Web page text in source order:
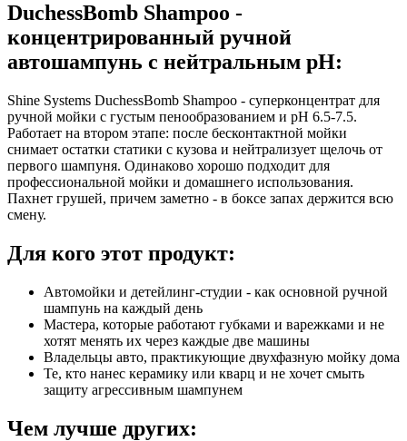
DuchessBomb Shampoo -
концентрированный ручной
автошампунь с нейтральным pH:
Shine Systems DuchessBomb Shampoo - суперконцентрат для
ручной мойки с густым пенообразованием и pH 6.5-7.5.
Работает на втором этапе: после бесконтактной мойки
снимает остатки статики с кузова и нейтрализует щелочь от
первого шампуня. Одинаково хорошо подходит для
профессиональной мойки и домашнего использования.
Пахнет грушей, причем заметно - в боксе запах держится всю
смену.
Для кого этот продукт:
Автомойки и детейлинг-студии - как основной ручной
шампунь на каждый день
Мастера, которые работают губками и варежками и не
хотят менять их через каждые две машины
Владельцы авто, практикующие двухфазную мойку дома
Те, кто нанес керамику или кварц и не хочет смыть
защиту агрессивным шампунем
Чем лучше других: